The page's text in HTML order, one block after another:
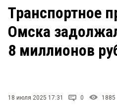
ЗАКОН
НОВОСТИ КОМПАНИЙ
Транспортное
Омска
8 миллионов
18 июля 2025 17:31 0 1885